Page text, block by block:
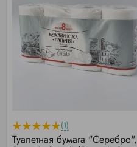
(1)
Туалетная бумага "Серебро",